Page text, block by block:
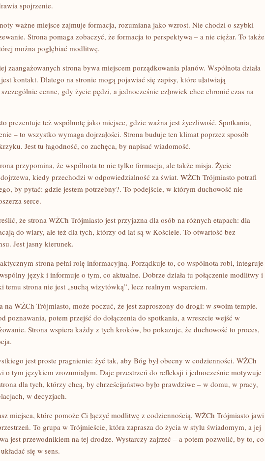
spojrzenie.
ważne miejsce zajmuje formacja, rozumiana jako wzrost. Nie chodzi o szybki
Strona pomaga zobaczyć, że formacja to perspektywa – a nie ciężar. To także
można pogłębiać modlitwę.
zaangażowanych strona bywa miejscem porządkowania planów. Wspólnota działa
kontakt. Dlatego na stronie mogą pojawiać się zapisy, które ułatwiają
cenne, gdy życie pędzi, a jednocześnie człowiek chce chronić czas na
prezentuje też wspólnotę jako miejsce, gdzie ważna jest życzliwość. Spotkania,
– to wszystko wymaga dojrzałości. Strona buduje ten klimat poprzez sposób
Jest tu łagodność, co zachęca, by napisać wiadomość.
przypomina, że wspólnota to nie tylko formacja, ale także misja. Życie
kiedy przechodzi w odpowiedzialność za świat. WŻCh Trójmiasto potrafi
by pytać: gdzie jestem potrzebny?. To podejście, w którym duchowość nie
serce.
że strona WŻCh Trójmiasto jest przyjazna dla osób na różnych etapach: dla
do wiary, ale też dla tych, którzy od lat są w Kościele. To otwartość bez
Jest jasny kierunek.
strona pełni rolę informacyjną. Porządkuje to, co wspólnota robi, integruje
język i informuje o tym, co aktualne. Dobrze działa tu połączenie modlitwy i
temu strona nie jest „suchą wizytówką”, lecz realnym wsparciem.
na WŻCh Trójmiasto, może poczuć, że jest zaproszony do drogi: w swoim tempie.
poznawania, potem przejść do dołączenia do spotkania, a wreszcie wejść w
Strona wspiera każdy z tych kroków, bo pokazuje, że duchowość to proces,
jest proste pragnienie: żyć tak, aby Bóg był obecny w codzienności. WŻCh
o tym językiem zrozumiałym. Daje przestrzeń do refleksji i jednocześnie motywuje
dla tych, którzy chcą, by chrześcijaństwo było prawdziwe – w domu, w pracy,
w decyzjach.
miejsca, które pomoże Ci łączyć modlitwę z codziennością, WŻCh Trójmiasto jawi
To grupa w Trójmieście, która zaprasza do życia w stylu świadomym, a jej
jest przewodnikiem na tej drodze. Wystarczy zajrzeć – a potem pozwolić, by to, co
się w sens.